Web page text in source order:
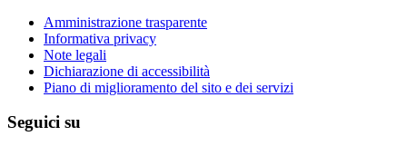
Amministrazione trasparente
Informativa privacy
Note legali
Dichiarazione di accessibilità
Piano di miglioramento del sito e dei servizi
Seguici su